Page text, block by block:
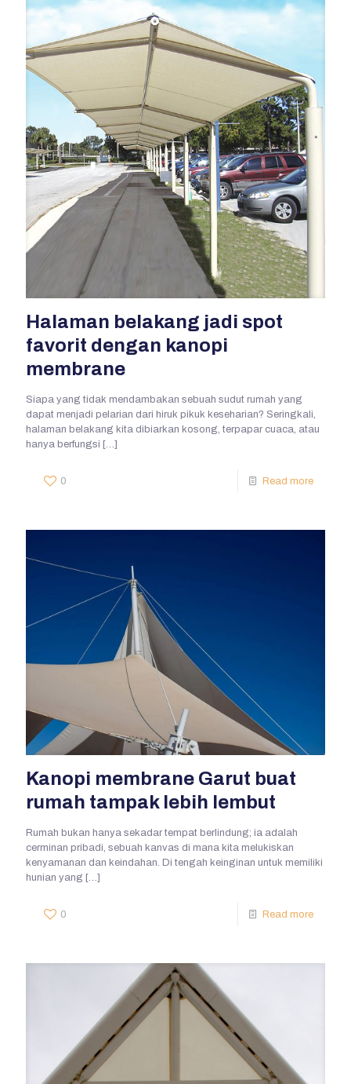
Halaman belakang jadi spot
favorit dengan kanopi
membrane
Siapa yang tidak mendambakan sebuah sudut rumah yang
dapat menjadi pelarian dari hiruk pikuk keseharian? Seringkali,
halaman belakang kita dibiarkan kosong, terpapar cuaca, atau
hanya berfungsi […]
0 Read more
Kanopi membrane Garut buat
rumah tampak lebih lembut
Rumah bukan hanya sekadar tempat berlindung; ia adalah
cerminan pribadi, sebuah kanvas di mana kita melukiskan
kenyamanan dan keindahan. Di tengah keinginan untuk memiliki
hunian yang […]
0 Read more